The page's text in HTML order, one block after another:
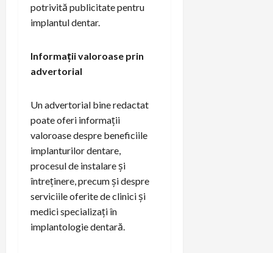
potrivită publicitate pentru
implantul dentar.
Informații valoroase prin
advertorial
Un advertorial bine redactat
poate oferi informații
valoroase despre beneficiile
implanturilor dentare,
procesul de instalare și
întreținere, precum și despre
serviciile oferite de clinici și
medici specializați în
implantologie dentară.